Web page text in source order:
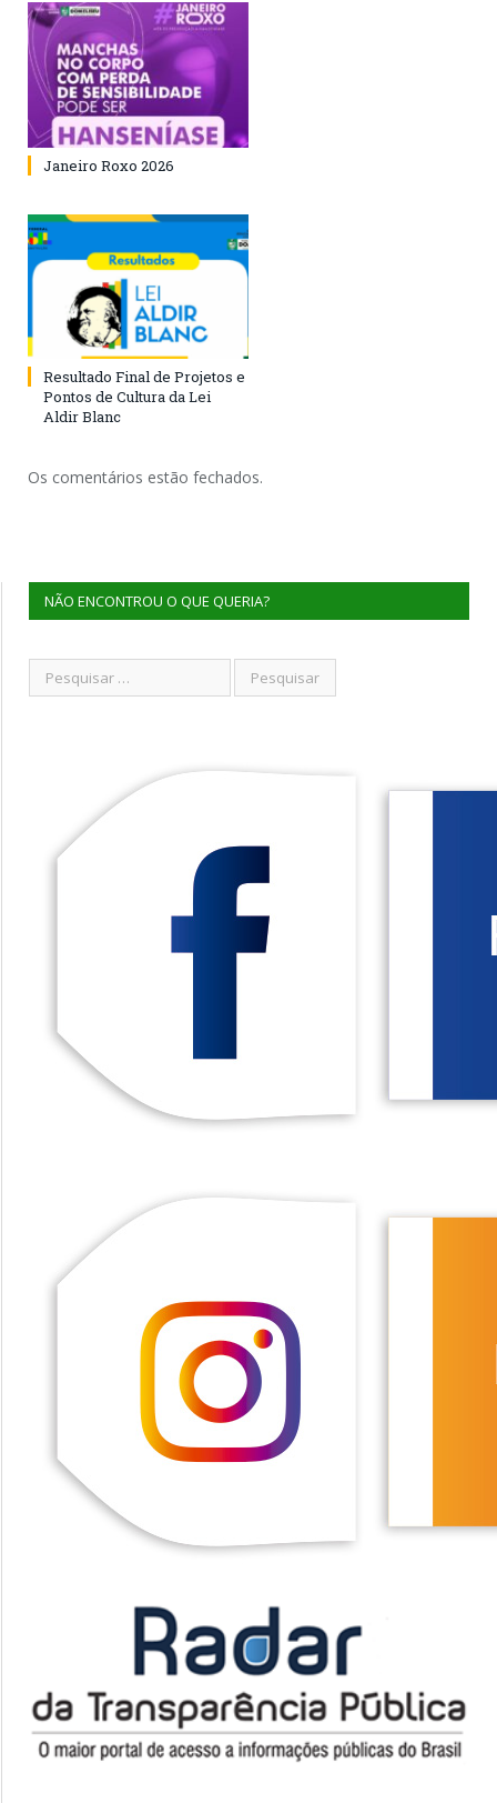
Janeiro Roxo 2026
Resultado Final de Projetos e
Pontos de Cultura da Lei
Aldir Blanc
Os comentários estão fechados.
NÃO ENCONTROU O QUE QUERIA?